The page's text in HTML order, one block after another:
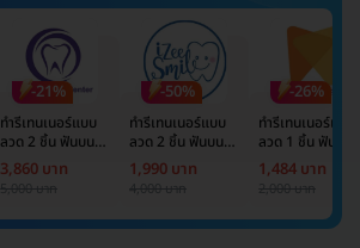
-21%
ทำรีเทนเนอร์แบบ
ลวด 2 ชิ้น ฟันบน
และล่าง
3,860 บาท
5,000 บาท
-50%
ทำรีเทนเนอร์แบบ
ลวด 2 ชิ้น ฟันบน
และล่าง
1,990 บาท
4,000 บาท
-26%
ทำรีเทนเนอร์แบบ
ลวด 1 ชิ้น ฟันบน
หรือล่าง
1,484 บาท
2,000 บาท